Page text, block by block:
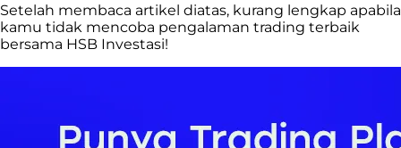
Setelah membaca artikel diatas, kurang lengkap apabila
kamu tidak mencoba pengalaman trading terbaik
bersama HSB Investasi!